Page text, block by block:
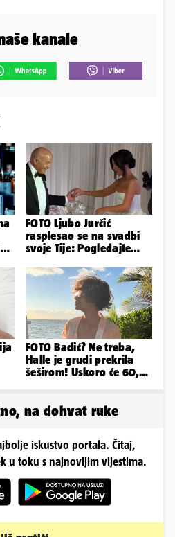
kanale
FOTO Ljubo Jurčić
rasplesao se na svadbi
svoje Tije: Pogledajte
vjenčanje...
FOTO Badić? Ne treba,
Halle je grudi prekrila
šeširom! Uskoro će 60,
na dohvat ruke
iskustvo portala. Čitaj,
u toku s najnovijim vijestima.